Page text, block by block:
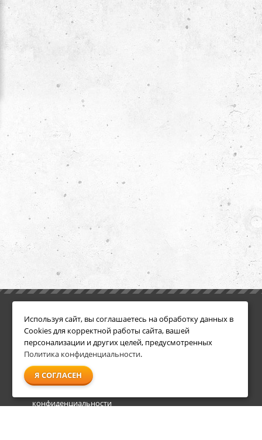
Условия возврата
О компании
Доставка
Оплата
Гарантия и сервис
конфиденциальности
Акции
Используя сайт, вы соглашаетесь на обработку данных в
Cookies для корректной работы сайта, вашей
персонализации и других целей, предусмотренных
Политика конфиденциальности.
Я СОГЛАСЕН